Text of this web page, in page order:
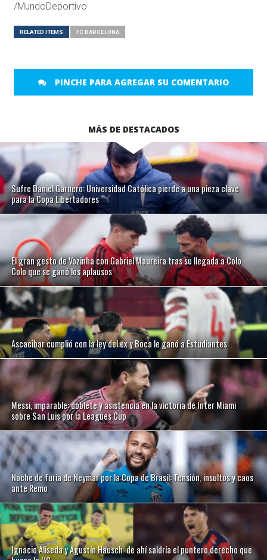
/MundoDeportivo
RELATED ITEMS FC BARCELONA
PINCHE PARA AGREGAR SU COMENTARIO
MÁS DE DESTACADOS
Sufre Daniel Garnero: Universidad Católica pierde a una pieza clave
para la Copa Libertadores
El gran gesto de Vozinha con Gabriel Maureira tras su llegada a Colo
Colo que se ganó los aplausos
Ascacibar cumplió con la ley del ex y Boca le ganó a Estudiantes
Messi, imparable: doblete y asistencia en la victoria de Inter Miami
sobre San Luis por la Leagues Cup
Noche de furia de Neymar por la Copa de Brasil: Tensión, insultos y caos
ante Remo
Ignacio Aliseda y Agustín Hausch: de ahí saldría el puntero derecho que